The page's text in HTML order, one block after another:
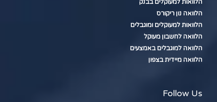
הלוואות למעוקלים בבנק
הלוואה נון ריקורס
הלוואות למעוקלים ומוגבלים
הלוואה לחשבון מעוקל
הלוואה למוגבלים באמצעים
הלוואה מיידית בצפון
Follow Us